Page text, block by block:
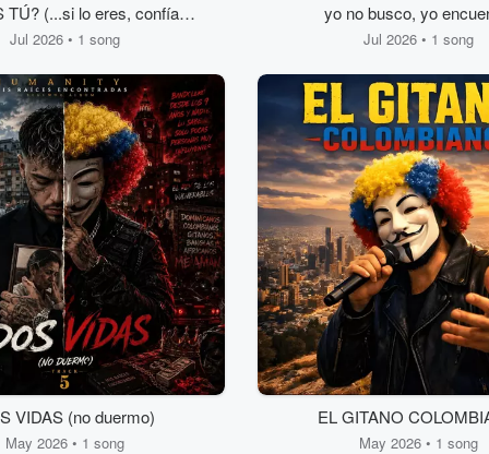
TÚ? (...si lo eres, confía
bebé...)
Jul 2026 • 1 song
yo no busco, yo
Jul 2026 • 1 song
VIDAS (no duermo)
May 2026 • 1 song
EL GITANO
May 2026 • 1 song